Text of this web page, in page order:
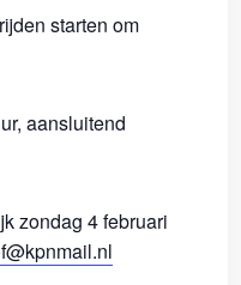
starten om
aansluitend
zondag 4 februari